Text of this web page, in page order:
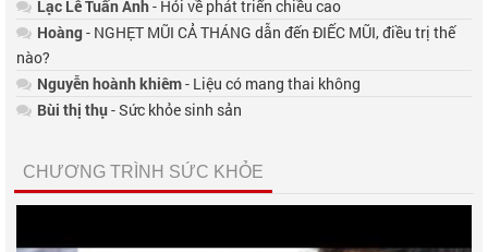
Lạc Lê Tuấn Anh- Hỏi về phát triển chiều cao
Hoàng- NGHẸT MŨI CẢ THÁNG dẫn đến ĐIẾC MŨI, điều trị thế
nào?
Nguyễn hoành khiêm- Liệu có mang thai không
Bùi thị thụ- Sức khỏe sinh sản
CHƯƠNG TRÌNH SỨC KHỎE